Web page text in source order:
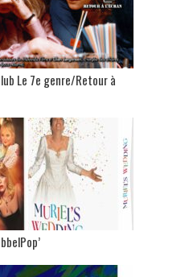
Le 7e genre/Retour à